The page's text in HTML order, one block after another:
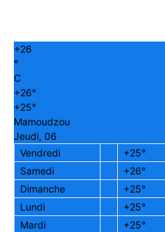
+26
°
C
+26°
+25°
Mamoudzou
Jeudi, 06
Vendredi
+25°
Samedi
+26°
Dimanche
+25°
Lundi
+25°
Mardi
+25°